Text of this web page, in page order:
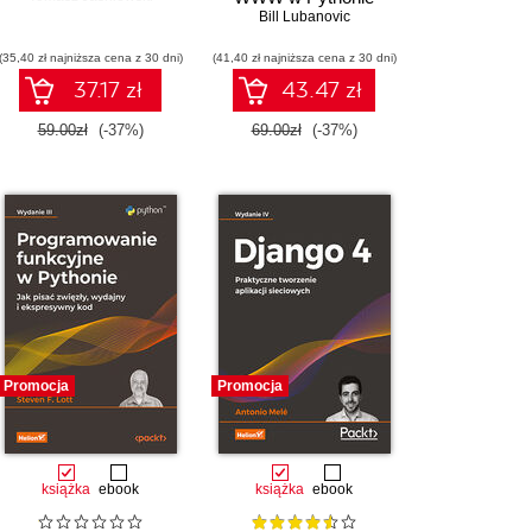
(35,40 zł najniższa cena z 30 dni)
37.17 zł
59.00zł (-37%)
Bill Lubanovic
(41,40 zł najniższa cena z 30 dni)
43.47 zł
69.00zł (-37%)
Promocja
książka ebook
Promocja
książka ebook